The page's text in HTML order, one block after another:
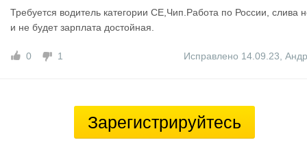
Требуется водитель категории СЕ,Чип.Работа по России, слива
и не будет зарплата достойная.
0 1 Исправлено 14.09.23
Зарегистрируйтесь